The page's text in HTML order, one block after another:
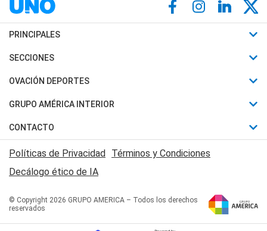
PRINCIPALES
Últimas Noticias
Política
Judiciales
Economia
SECCIONES
Horóscopo
Motores
Trucos caseros
Series y Películas
Edictos y Solicitadas
OVACIÓN DEPORTES
Fútbol
Mundial
Automovilismo
Rugby
Tenis
Básquet
GRUPO AMÉRICA INTERIOR
Canal 7 en Vivo
San Juan 8
CONTACTO
Acerca de Nosotros
Contactanos
Políticas de Privacidad Términos y Condiciones
Decálogo ético de IA
© Copyright 2026 GRUPO AMERICA – Todos los derechos
reservados